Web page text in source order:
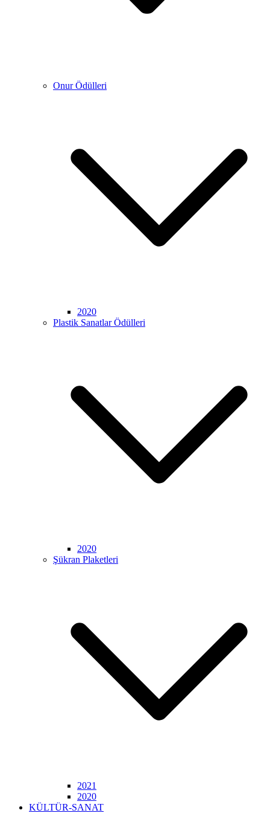
Onur Ödülleri
2020
Plastik Sanatlar Ödülleri
2020
Şükran Plaketleri
2021
2020
KÜLTÜR-SANAT